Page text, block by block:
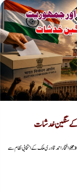
کے سنگین خدشات
قادری ملک کے انتخابی نظام سے